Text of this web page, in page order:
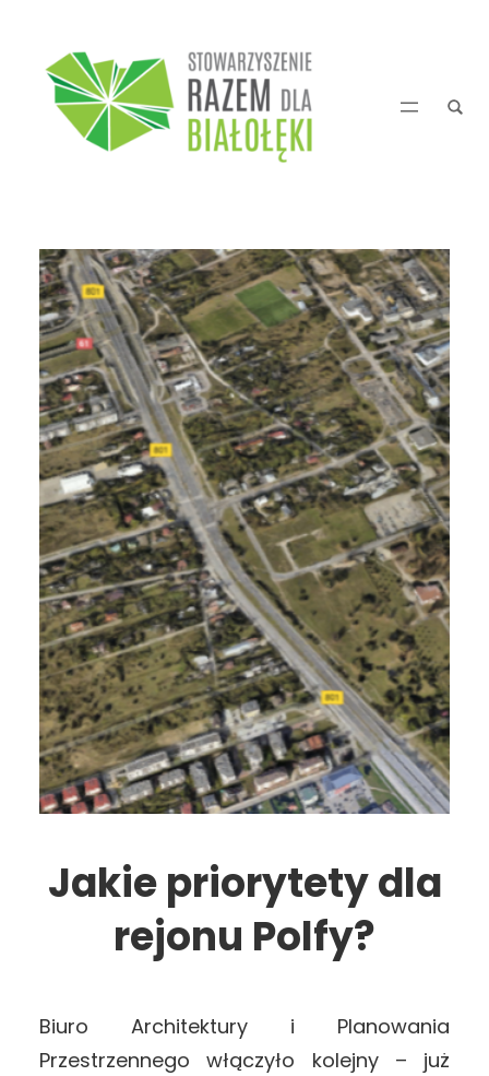
treści
Jakie priorytety dla
rejonu Polfy?
Biuro Architektury i Planowania
Przestrzennego włączyło kolejny – już